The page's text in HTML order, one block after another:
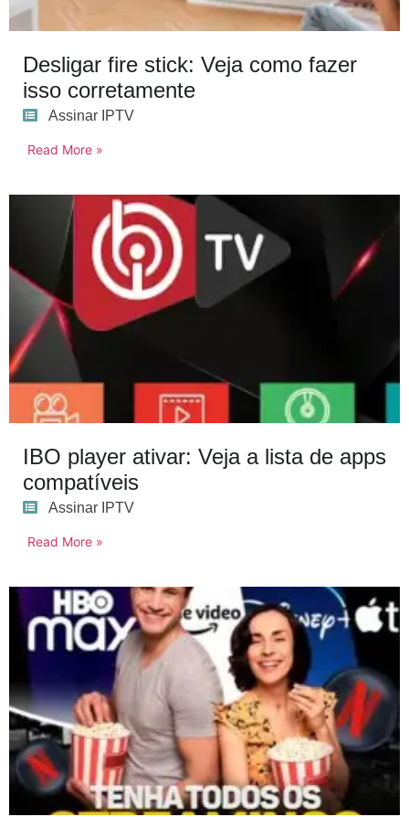
Desligar fire stick: Veja como fazer
isso corretamente
Assinar IPTV
Read More »
IBO player ativar: Veja a lista de apps
compatíveis
Assinar IPTV
Read More »